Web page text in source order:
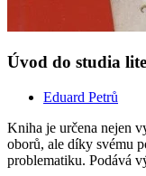
Úvod do studia
Eduard Petrů
Kniha je určena nejen
oborů, ale díky svému
problematiku. Podává